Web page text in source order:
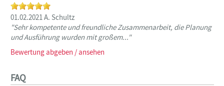
01.02.2021 A. Schultz
"Sehr kompetente und freundliche Zusammenarbeit, die Planung
und Ausführung wurden mit großem..."
Bewertung abgeben / ansehen
FAQ